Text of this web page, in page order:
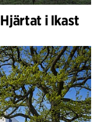
Hjärtat i Ikast